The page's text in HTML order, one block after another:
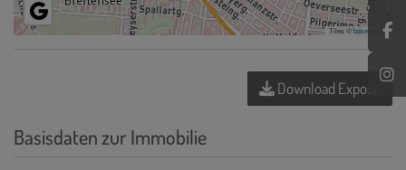
Tiles ©basemap.at
Download Expose
Basisdaten zur Immobilie